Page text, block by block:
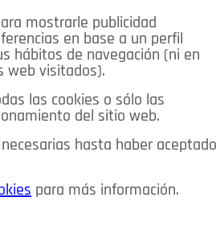
IN SALUD 🔴 EN DIRECTO
mostrarle publicidad
en base a un perfil
hábitos de navegación (ni en
web visitados).
las cookies o sólo las
del sitio web.
hasta haber aceptado
para más información.